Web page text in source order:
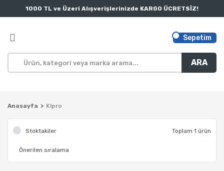
1000 TL ve Üzeri Alışverişlerinizde KARGO ÜCRETSİZ!
ARA
Sepetim
Anasayfa Klpro
Stoktakiler Toplam 1 ürün